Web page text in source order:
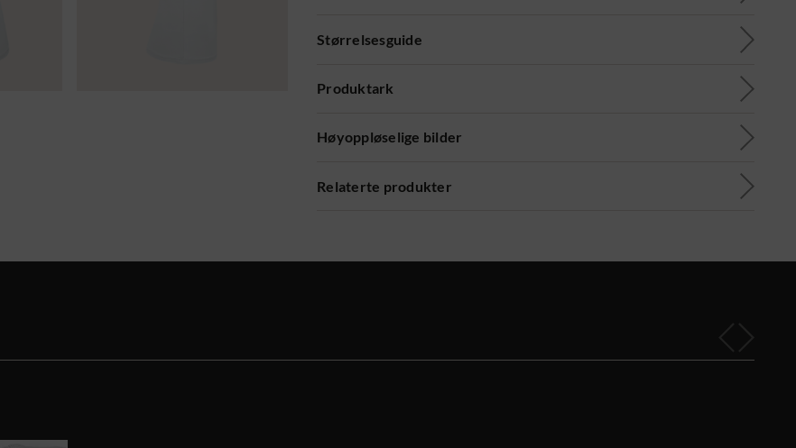
Størrelsesguide
Produktark
Høyoppløselige bilder
Relaterte produkter